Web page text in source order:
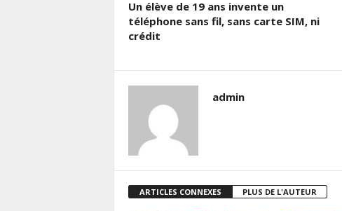
Un élève de 19 ans invente un
téléphone sans fil, sans carte SIM, ni
crédit
admin
ARTICLES CONNEXES PLUS DE L'AUTEUR